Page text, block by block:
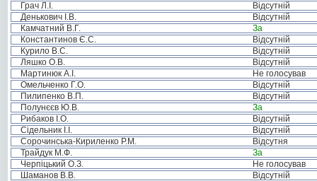
Грач Л.І.
Відсутній
Денькович І.В.
Відсутній
Камчатний В.Г.
За
Константинов Є.С.
Відсутній
Курило В.С.
Відсутній
Ляшко О.В.
Відсутній
Мартинюк А.І.
Не голосував
Омельченко Г.О.
Відсутній
Пилипенко В.П.
Відсутній
Полунєєв Ю.В.
За
Рибаков І.О.
Відсутній
Сідельник І.І.
Відсутній
Сорочинська-Кириленко Р.М.
Відсутня
Трайдук М.Ф.
За
Черпіцький О.З.
Не голосував
Шаманов В.В.
Відсутній